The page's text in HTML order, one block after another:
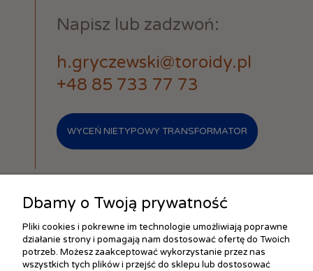
Napisz lub zadzwoń:
h.gryczewski@toroidy.pl
+48 85 733 77 73
WYCEŃ NIETYPOWY TRANSFORMATOR
ZAKUPY
Dbamy o Twoją prywatność
Pliki cookies i pokrewne im technologie umożliwiają poprawne
działanie strony i pomagają nam dostosować ofertę do Twoich
potrzeb. Możesz zaakceptować wykorzystanie przez nas
wszystkich tych plików i przejść do sklepu lub dostosować